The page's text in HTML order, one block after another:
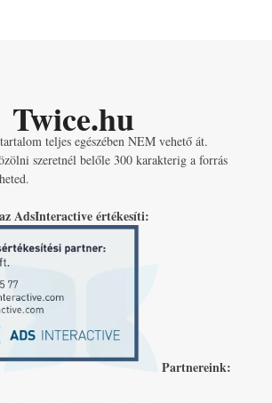
Twice.hu
teljes egészében NEM vehető át.
szeretnél belőle 300 karakterig a forrás
AdsInteractive értékesíti:
Partnereink: